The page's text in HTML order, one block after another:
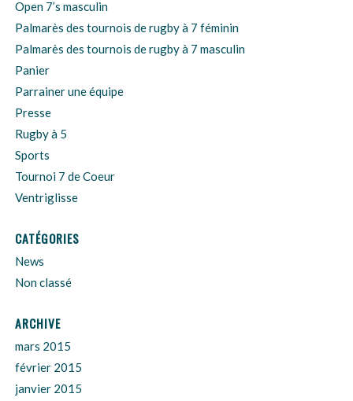
Open 7’s masculin
Palmarès des tournois de rugby à 7 féminin
Palmarès des tournois de rugby à 7 masculin
Panier
Parrainer une équipe
Presse
Rugby à 5
Sports
Tournoi 7 de Coeur
Ventriglisse
CATÉGORIES
News
Non classé
ARCHIVE
mars 2015
février 2015
janvier 2015